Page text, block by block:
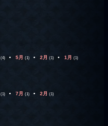
(4) 5月 (1) 2月 (1) 1月 (1)
(1) 7月 (1) 2月 (1)